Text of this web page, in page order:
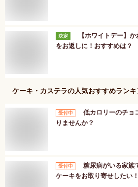
決定
【ホワイトデー】
をお返しに！おすすめは？
ケーキ・カステラの人気おすすめランキ
受付中
低カロリーのチョ
りませんか？
受付中
糖尿病がいる家族
ケーキをお取り寄せしたい！